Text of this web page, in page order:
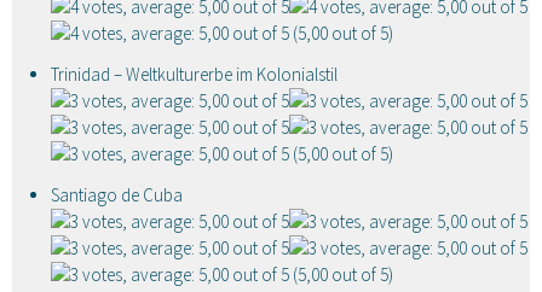
(5,00 out of 5)
Trinidad – Weltkulturerbe im Kolonialstil
(5,00 out of 5)
Santiago de Cuba
(5,00 out of 5)